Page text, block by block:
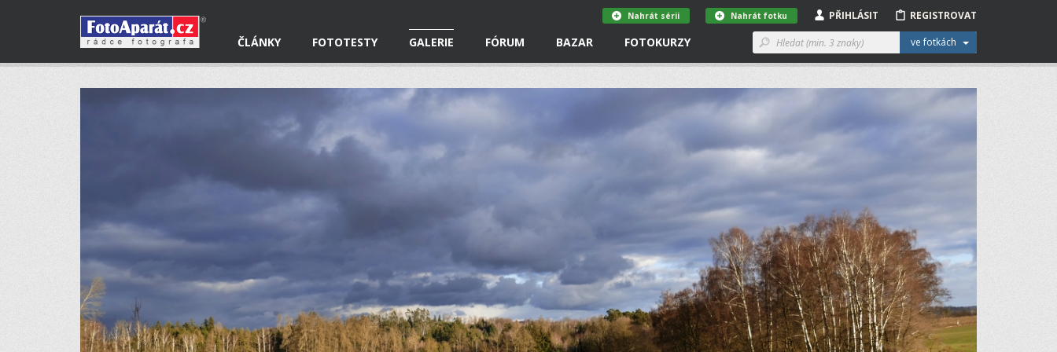
ČLÁNKY FOTOTESTY GALERIE FÓRUM BAZAR FOTOKURZY ve fotkách
REGISTROVAT
PŘIHLÁSIT
Nahrát fotku
Nahrát sérii